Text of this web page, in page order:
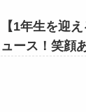
【1年生を迎
ュース！笑顔